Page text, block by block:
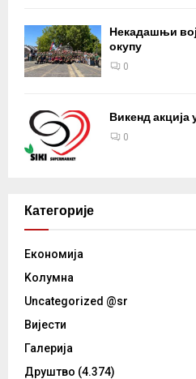
Некадашњи
окупу
0
Викенд
0
Категорије
Eкономија
Kолумнa
Uncategorized @sr
Вијести
Галерија
Друштво (4.374)